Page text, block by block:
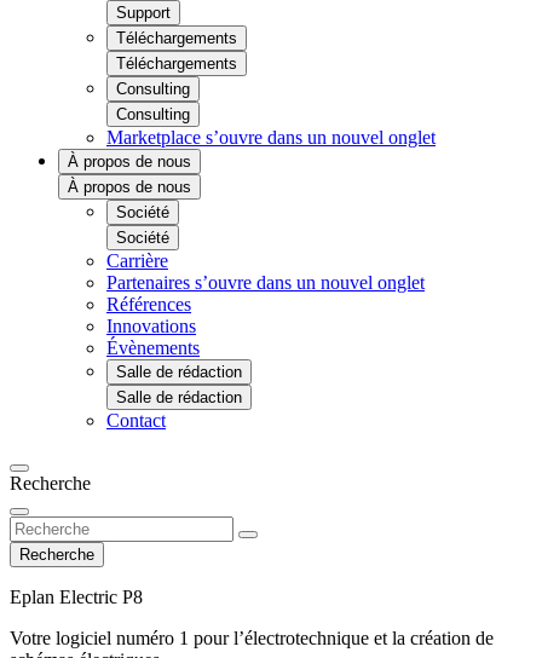
Support
Téléchargements
Téléchargements
Consulting
Consulting
Marketplace s’ouvre dans un nouvel onglet
À propos de nous
À propos de nous
Société
Société
Carrière
Partenaires s’ouvre dans un nouvel onglet
Références
Innovations
Évènements
Salle de rédaction
Salle de rédaction
Contact
Recherche
Recherche
Eplan Electric P8
Votre logiciel numéro 1 pour l’électrotechnique et la création de